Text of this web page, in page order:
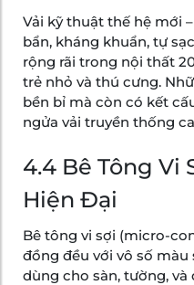
Vải kỹ thuật thế hệ mới
bẩn, kháng khuẩn, tự
rộng rãi trong nội thất
trẻ nhỏ và thú cưng.
bền bỉ mà còn có kết
ngửa vải truyền thống
4.4 Bê Tông Vi
Hiện Đại
Bê tông vi sợi (micro-
đồng đều với vô số màu
dùng cho sàn, tường, và